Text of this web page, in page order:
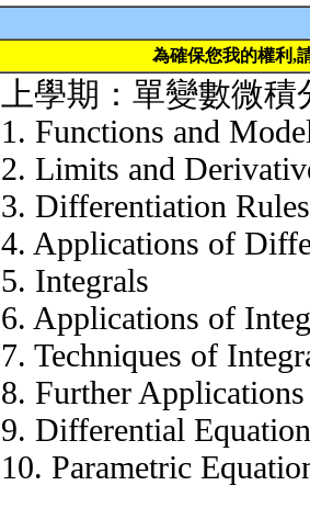
為確保您我的權利,
上學期：單變數微積
1. Functions and
2. Limits and
3. Differentiation Rules
4. Applications of
5. Integrals
6. Applications of
7. Techniques of
8. Further
9. Differential
10. Parametric